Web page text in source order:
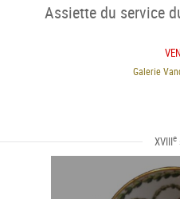
Assiette du service
Galerie
XVIIIe